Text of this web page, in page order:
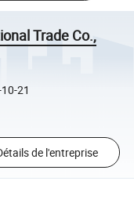
Trade Co.,
21
de l'entreprise